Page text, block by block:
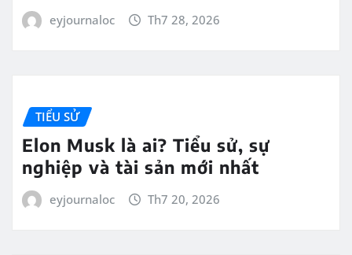
eyjournaloc Th7 28, 2026
TIỂU SỬ
Elon Musk là ai? Tiểu sử, sự
nghiệp và tài sản mới nhất
eyjournaloc Th7 20, 2026